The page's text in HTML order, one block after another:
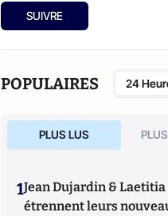
géopolitique du cyber.
SUIVRE
POPULAIRES 24
PLUS LUS
1Jean Dujardin & Laetitia
étrennent leurs